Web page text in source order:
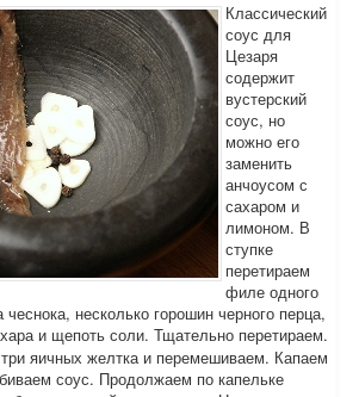
Классический
соус для
Цезаря
содержит
вустерский
соус, но
можно его
заменить
анчоусом с
сахаром и
лимоном. В
ступке
перетираем
филе одного
чеснока, несколько горошин черного перца,
и щепоть соли. Тщательно перетираем.
яичных желтка и перемешиваем. Капаем
соус. Продолжаем по капельке